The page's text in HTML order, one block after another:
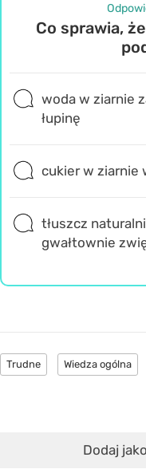
Co sprawia,
woda w ziarnie
łupinę
cukier w ziarnie
tłuszcz
gwałtownie
Trudne Wiedza ogólna
Dodaj jako